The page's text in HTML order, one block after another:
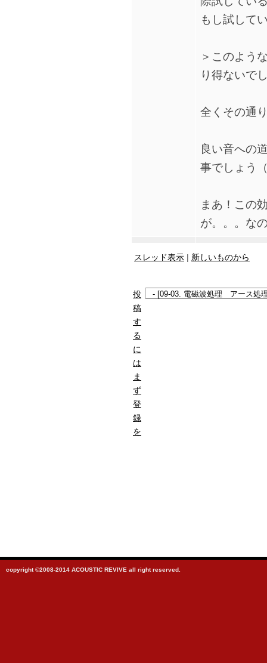
もし試して
＞このよう
り得ないで
全くその通
良い音への
事でしょう
まあ！この
が。。。な
スレッド表示 | 新しいものから
投
稿
す
る
に
は
ま
ず
登
録
を
copyright ©2008-2014 ACOUSTIC REVIVE all right reserved.